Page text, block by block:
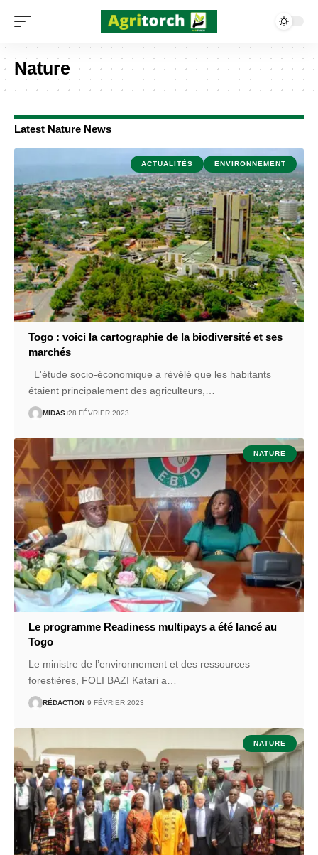
Nature
Latest Nature News
ACTUALITÉS ENVIRONNEMENT
Togo : voici la cartographie de la biodiversité et ses
marchés
L'étude socio-économique a révélé que les habitants
étaient principalement des agriculteurs,
MIDAS 28 FÉVRIER 2023
NATURE
Le programme Readiness multipays a été lancé au
Togo
Le ministre de l’environnement et des ressources
forestières, FOLI BAZI Katari a
RÉDACTION 9 FÉVRIER 2023
NATURE